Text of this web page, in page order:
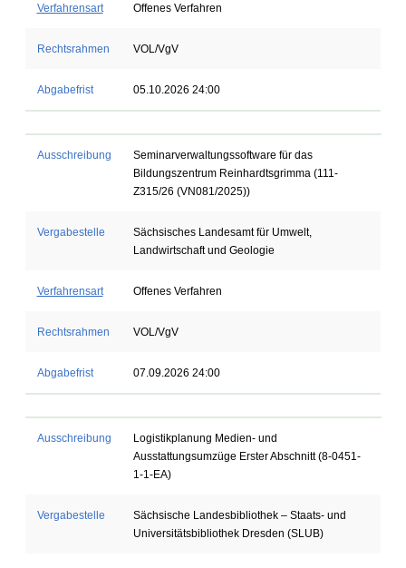
Verfahrensart Offenes Verfahren
Rechtsrahmen VOL/VgV
Abgabefrist 05.10.2026 24:00
Ausschreibung
Seminarverwaltungssoftware für das
Bildungszentrum Reinhardtsgrimma (111-
Z315/26 (VN081/2025))
Vergabestelle
Sächsisches Landesamt für Umwelt,
Landwirtschaft und Geologie
Verfahrensart Offenes Verfahren
Rechtsrahmen VOL/VgV
Abgabefrist 07.09.2026 24:00
Ausschreibung
Logistikplanung Medien- und
Ausstattungsumzüge Erster Abschnitt (8-0451-
1-1-EA)
Vergabestelle
Sächsische Landesbibliothek – Staats- und
Universitätsbibliothek Dresden (SLUB)